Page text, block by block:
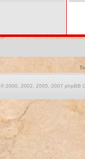
© 2000, 2002, 2005, 2007 phpBB